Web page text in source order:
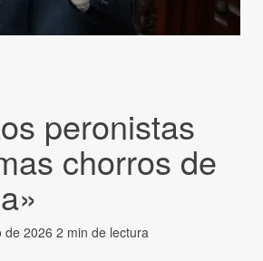
peronistas
chorros de
de 2026 2 min de lectura